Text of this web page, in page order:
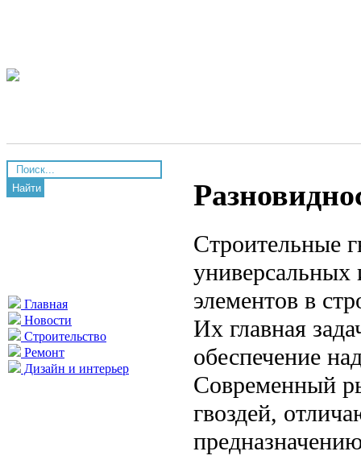
Найти
Главная
Новости
Строительство
Ремонт
Дизайн и интерьер
Строительные
элементов в
Их главная
обеспечение
Современный
гвоздей,